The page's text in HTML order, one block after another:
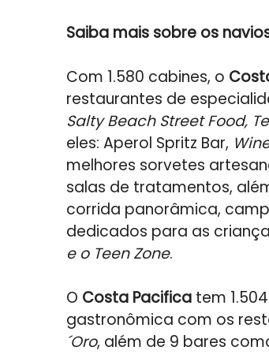
Saiba mais sobre os
Com 1.580 cabines, o
restaurantes de
Salty Beach Street Food,
eles: Aperol Spritz Bar,
melhores sorvetes
salas de tratamentos,
corrida panorâmica,
dedicados para as
e o Teen Zone.
O Costa Pacifica tem
gastronômica com os
´Oro, além de 9 bares